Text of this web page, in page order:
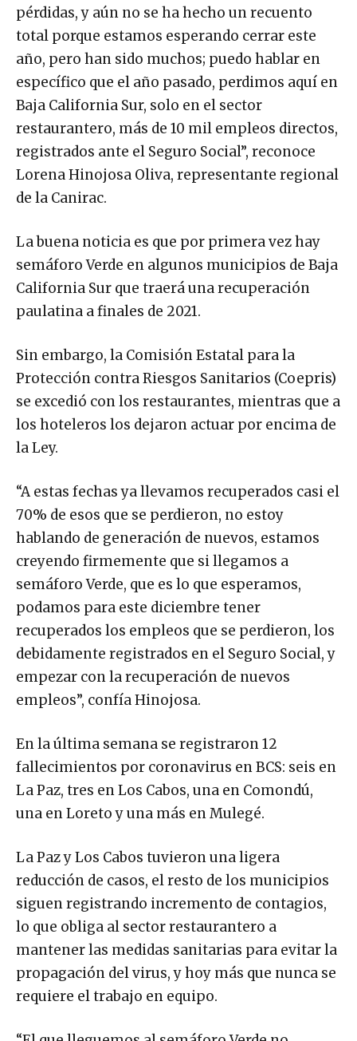
pérdidas, y aún no se ha hecho un recuento
total porque estamos esperando cerrar este
año, pero han sido muchos; puedo hablar en
específico que el año pasado, perdimos aquí en
Baja California Sur, solo en el sector
restaurantero, más de 10 mil empleos directos,
registrados ante el Seguro Social”, reconoce
Lorena Hinojosa Oliva, representante regional
de la Canirac.
La buena noticia es que por primera vez hay
semáforo Verde en algunos municipios de Baja
California Sur que traerá una recuperación
paulatina a finales de 2021.
Sin embargo, la Comisión Estatal para la
Protección contra Riesgos Sanitarios (Coepris)
se excedió con los restaurantes, mientras que a
los hoteleros los dejaron actuar por encima de
la Ley.
“A estas fechas ya llevamos recuperados casi el
70% de esos que se perdieron, no estoy
hablando de generación de nuevos, estamos
creyendo firmemente que si llegamos a
semáforo Verde, que es lo que esperamos,
podamos para este diciembre tener
recuperados los empleos que se perdieron, los
debidamente registrados en el Seguro Social, y
empezar con la recuperación de nuevos
empleos”, confía Hinojosa.
En la última semana se registraron 12
fallecimientos por coronavirus en BCS: seis en
La Paz, tres en Los Cabos, una en Comondú,
una en Loreto y una más en Mulegé.
La Paz y Los Cabos tuvieron una ligera
reducción de casos, el resto de los municipios
siguen registrando incremento de contagios,
lo que obliga al sector restaurantero a
mantener las medidas sanitarias para evitar la
propagación del virus, y hoy más que nunca se
requiere el trabajo en equipo.